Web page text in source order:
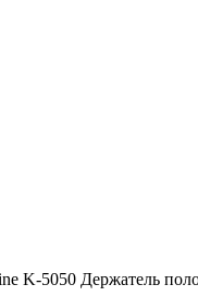
K-5050 Держатель